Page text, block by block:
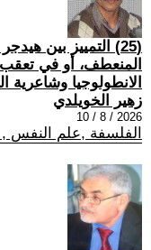
(25) التمييز بين
المنعطف، أو في
الانطولوجيا وشاعرية
زهير الخويلدي
2026 / 8 / 10
الفلسفة ,علم النفس ,